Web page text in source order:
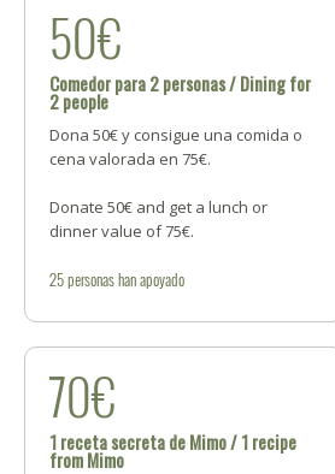
50€
Comedor para 2 personas / Dining for
2 people
Dona 50€ y consigue una comida o
cena valorada en 75€.
Donate 50€ and get a lunch or
dinner value of 75€.
25personashan apoyado
70€
1 receta secreta de Mimo / 1 recipe
from Mimo